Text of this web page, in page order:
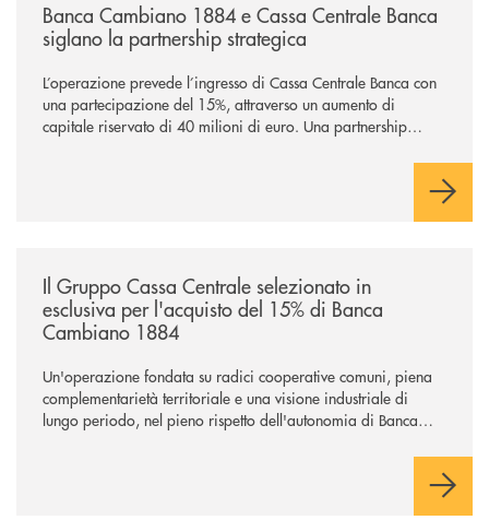
Banca Cambiano 1884 e Cassa Centrale Banca
siglano la partnership strategica
L’operazione prevede l’ingresso di Cassa Centrale Banca con
una partecipazione del 15%, attraverso un aumento di
capitale riservato di 40 milioni di euro. Una partnership
comuni e sulla prossimità ai territori, per ampliare l’offerta e
Il Gruppo Cassa Centrale selezionato in
esclusiva per l'acquisto del 15% di Banca
Cambiano 1884
Un'operazione fondata su radici cooperative comuni, piena
complementarietà territoriale e una visione industriale di
lungo periodo, nel pieno rispetto dell'autonomia di Banca
negoziazione esclusiva per la finalizzazione dell’operazione.